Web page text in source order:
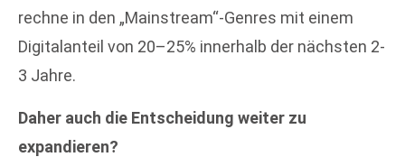
rechne in den „Mainstream“-Genres mit einem
Digitalanteil von 20–25% innerhalb der nächsten 2-
3 Jahre.
Daher auch die Entscheidung weiter zu
expandieren?